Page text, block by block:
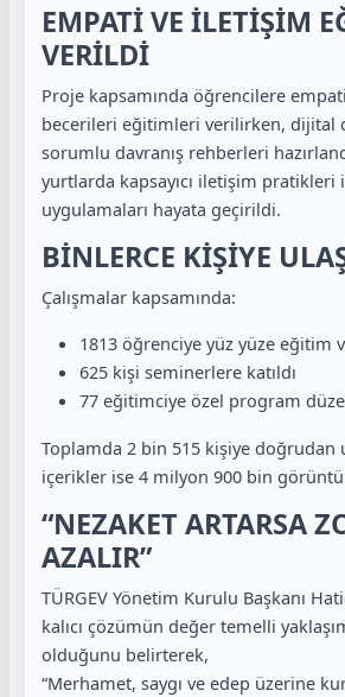
EMPATİ VE İLETİŞİM
VERİLDİ
Proje kapsamında öğrencilere
becerileri eğitimleri verilirken, dijital
sorumlu davranış rehberleri
yurtlarda kapsayıcı iletişim
uygulamaları hayata geçirildi.
BİNLERCE KİŞİYE
Çalışmalar kapsamında:
1813 öğrenciye yüz yüze eğitim
625 kişi seminerlere katıldı
77 eğitimciye özel program
Toplamda 2 bin 515 kişiye doğrudan
içerikler ise 4 milyon 900 bin
“NEZAKET ARTARSA
AZALIR”
TÜRGEV Yönetim Kurulu Başkanı
kalıcı çözümün değer temelli
olduğunu belirterek,
“Merhamet, saygı ve edep üzerine